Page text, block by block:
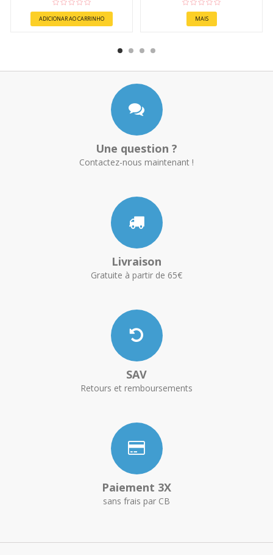
ADICIONAR AO CARRINHO MAIS
Une question ?
Contactez-nous maintenant !
Livraison
Gratuite à partir de 65€
SAV
Retours et remboursements
Paiement 3X
sans frais par CB